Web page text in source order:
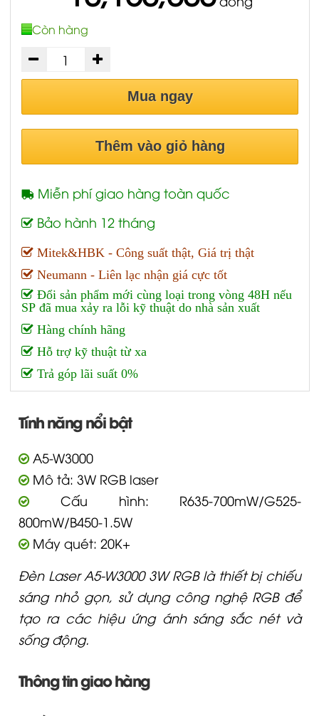
Còn hàng
Mua ngay
Thêm vào giỏ hàng
Miễn phí giao hàng toàn quốc
Bảo hành 12 tháng
Mitek&HBK - Công suất thật, Giá trị thật
Neumann - Liên lạc nhận giá cực tốt
Đổi sản phẩm mới cùng loại trong vòng 48H nếu
SP đã mua xảy ra lỗi kỹ thuật do nhà sản xuất
Hàng chính hãng
Hỗ trợ kỹ thuật từ xa
Trả góp lãi suất 0%
Tính năng nổi bật
A5-W3000
Mô tả: 3W RGB laser
Cấu hình: R635-700mW/G525-
800mW/B450-1.5W
Máy quét: 20K+
Đèn Laser A5-W3000 3W RGB là thiết bị chiếu
sáng nhỏ gọn, sử dụng công nghệ RGB để
tạo ra các hiệu ứng ánh sáng sắc nét và
sống động.
Thông tin giao hàng